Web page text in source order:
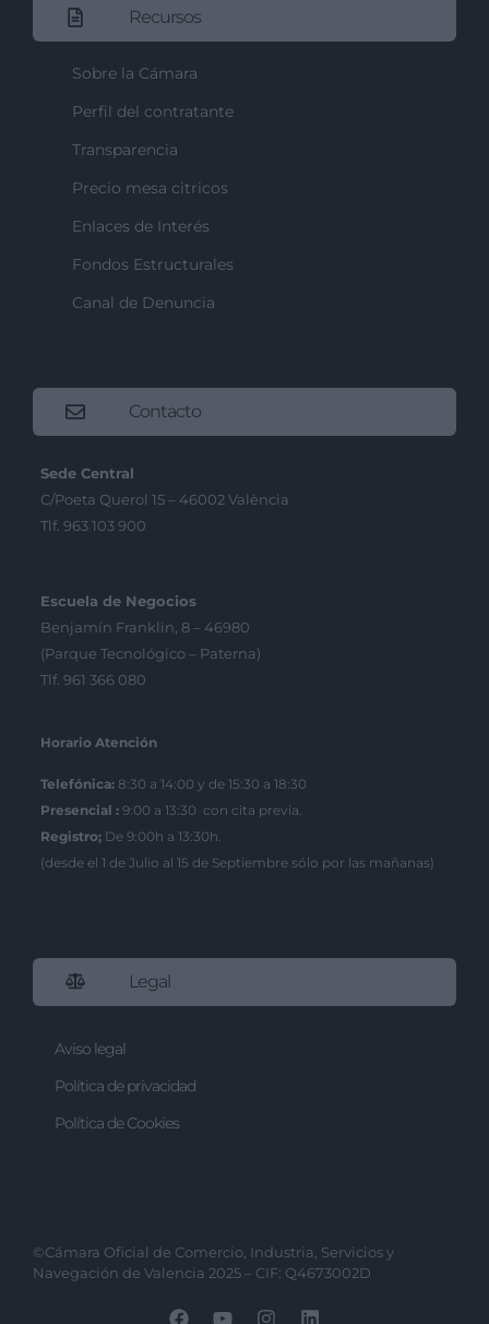
Recursos
Sobre la Cámara
Perfil del contratante
Transparencia
Precio mesa citricos
Enlaces de Interés
Fondos Estructurales
Canal de Denuncia
Contacto
Sede Central
C/Poeta Querol 15 – 46002 València
Tlf. 963 103 900
Escuela de Negocios
Benjamín Franklin, 8 – 46980
(Parque Tecnológico – Paterna)
Tlf. 961 366 080
Horario Atención
Telefónica: 8:30 a 14:00 y de 15:30 a 18:30
Presencial : 9:00 a 13:30 con cita previa.
Registro; De 9:00h a 13:30h.
(desde el 1 de Julio al 15 de Septiembre sólo por las mañanas)
Legal
Aviso legal
Política de privacidad
Política de Cookies
©Cámara Oficial de Comercio, Industria, Servicios y
Navegación de Valencia 2025 – CIF: Q4673002D